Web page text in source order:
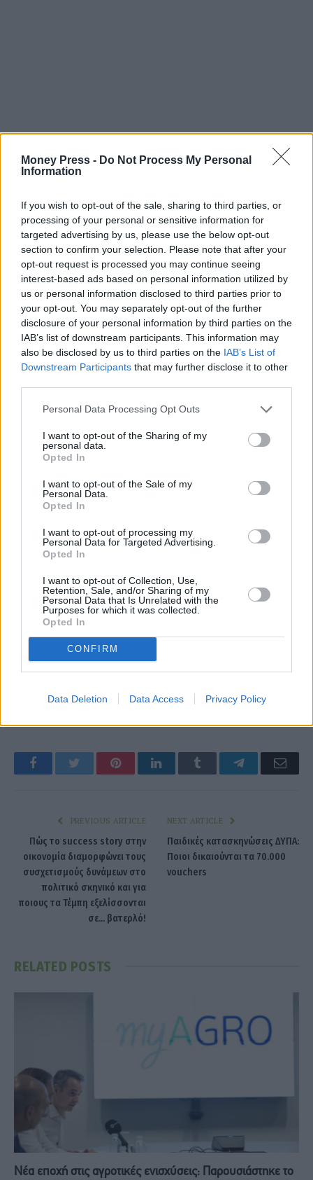
Money Press - Do Not Process My Personal
Information
If you wish to opt-out of the sale, sharing to third parties, or
processing of your personal or sensitive information for
targeted advertising by us, please use the below opt-out
section to confirm your selection. Please note that after your
opt-out request is processed you may continue seeing
interest-based ads based on personal information utilized by
us or personal information disclosed to third parties prior to
your opt-out. You may separately opt-out of the further
disclosure of your personal information by third parties on the
IAB’s list of downstream participants. This information may
also be disclosed by us to third parties on the IAB’s List of
Downstream Participants that may further disclose it to other
Personal Data Processing Opt Outs
I want to opt-out of the Sharing of my
personal data.
Opted In
I want to opt-out of the Sale of my
Personal Data.
Opted In
I want to opt-out of processing my
Personal Data for Targeted Advertising.
Opted In
I want to opt-out of Collection, Use,
Retention, Sale, and/or Sharing of my
Personal Data that Is Unrelated with the
Purposes for which it was collected.
Opted In
CONFIRM
Data Deletion Data Access Privacy Policy
Facebook Twitter PinterestLinkedIn Tumblr Telegram
PREVIOUS ARTICLE
Πώς το success story στην
οικονομία διαμορφώνει τους
συσχετισμούς δυνάμεων στο
πολιτικό σκηνικό και για
ποιους τα Τέμπη εξελίσσονται
σε... βατερλό!
NEXT ARTICLE
Παιδικές κατασκηνώσεις ΔΥΠΑ:
Ποιοι δικαιούνται τα 70.000
vouchers
RELATED POSTS
Νέα εποχή στις αγροτικές ενισχύσεις: Παρουσιάστηκε το